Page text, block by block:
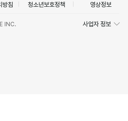
방침 청소년보호정책 영상정보
INC. 사업자 정보